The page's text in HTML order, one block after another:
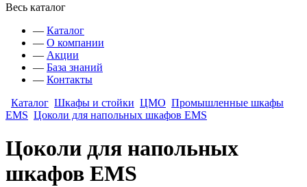
Весь каталог
— Каталог
— О компании
— Акции
— База знаний
— Контакты
Каталог Шкафы и стойки ЦМО Промышленные шкафы
EMS Цоколи для напольных шкафов EMS
Цоколи для напольных
шкафов EMS